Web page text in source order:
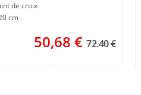
de croix
cm
50,68 € 72.40 €